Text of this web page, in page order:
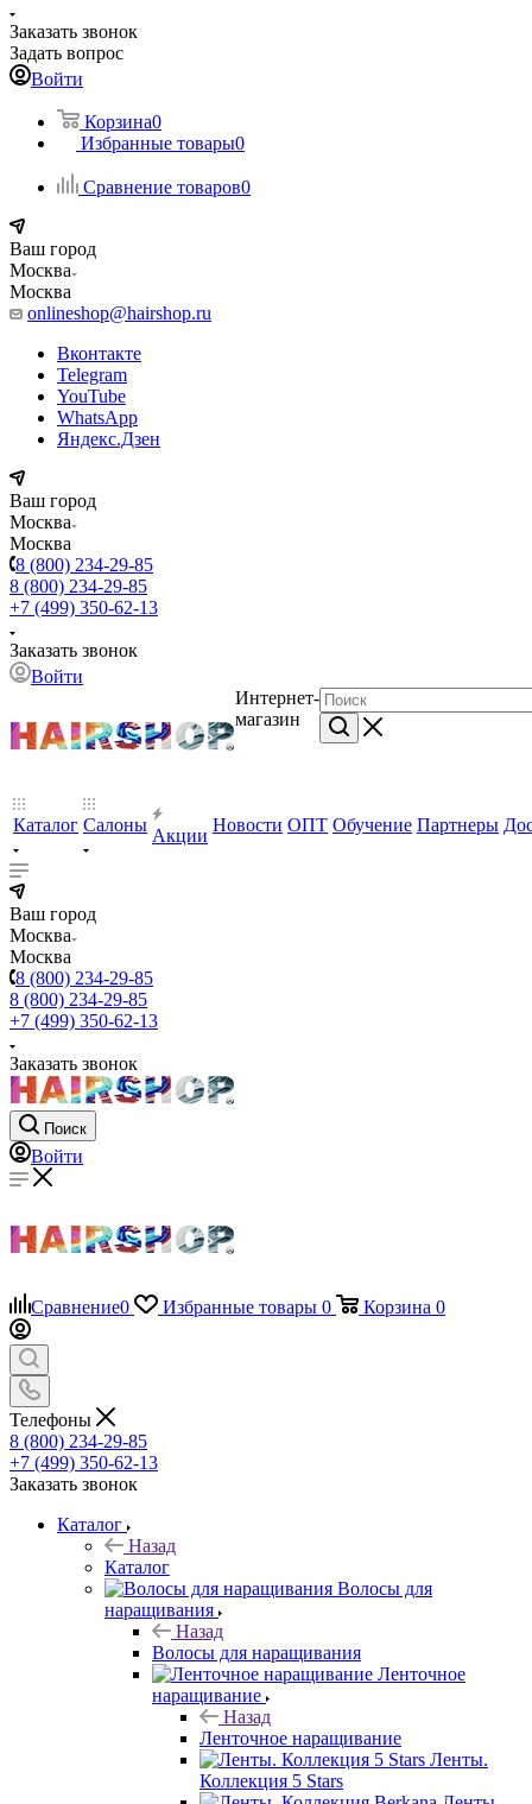
Заказать звонок
Задать вопрос
Войти
Корзина0
Избранные товары0
Сравнение товаров0
Ваш город
Москва
Москва
onlineshop@hairshop.ru
Вконтакте
Telegram
YouTube
WhatsApp
Яндекс.Дзен
Ваш город
Москва
Москва
8 (800) 234-29-85
8 (800) 234-29-85
+7 (499) 350-62-13
Заказать звонок
Войти
Интернет-
магазин
Каталог Салоны
Акции
Новости ОПТ Обучение Партнеры
Ваш город
Москва
Москва
8 (800) 234-29-85
8 (800) 234-29-85
+7 (499) 350-62-13
Заказать звонок
Поиск
Войти
Сравнение0 Избранные товары 0 Корзина 0
Телефоны
8 (800) 234-29-85
+7 (499) 350-62-13
Заказать звонок
Каталог
Назад
Каталог
Волосы для
наращивания
Назад
Волосы для наращивания
Ленточное
наращивание
Назад
Ленточное наращивание
Ленты.
Коллекция 5 Stars